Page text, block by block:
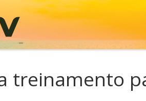
treinamento